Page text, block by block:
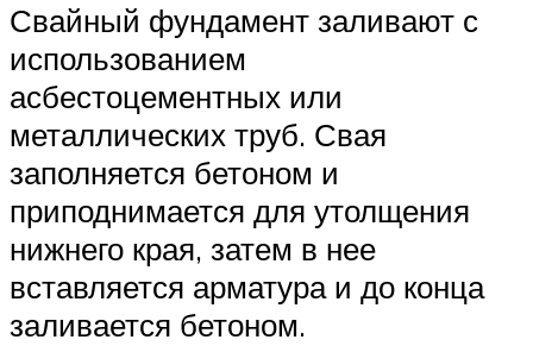
Свайный фундамент заливают с
использованием
асбестоцементных или
металлических труб. Свая
заполняется бетоном и
приподнимается для утолщения
нижнего края, затем в нее
вставляется арматура и до конца
заливается бетоном.